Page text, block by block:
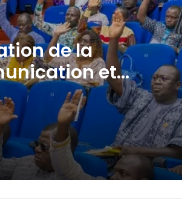
Faso accueille
Coordonnateur
du Système des
Unies et un
résident du